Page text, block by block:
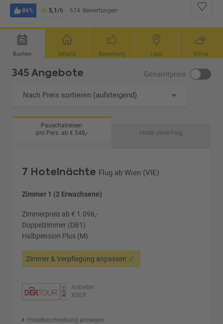
86% 5,1 /6 674 Bewertungen
Buchen Details Bewertung Lage Klima
345 Angebote Gesamtpreis
Nach Preis sortieren (aufsteigend)
Pauschalreisen
pro Pers. ab € 548,-
Hotel ohne Flug
7 Hotelnächte Flug ab Wien (VIE)
Zimmer 1 (2 Erwachsene)
Zimmerpreis ab € 1.096,-
Doppelzimmer (DB1)
Halbpension Plus (M)
Zimmer & Verpflegung anpassen
Anbieter:
XDER
Hotelbeschreibung anzeigen